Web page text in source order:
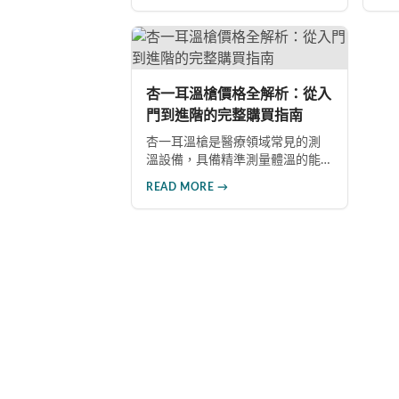
社群管理機制，以及醫師身份認
證系統，為大眾提供專業可靠的
醫療諮詢服務，並將持續探索AI技
術應用以提升服務品質。
杏一耳溫槍價格全解析：從入
門到進階的完整購買指南
杏一耳溫槍是醫療領域常見的測
溫設備，具備精準測量體溫的能
READ MORE →